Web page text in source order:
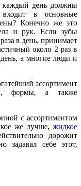
каждый день должны
в основные
Конечно же это
и рук. Если зубы
в день, принимает
около 2 раз в
а многие люди и
ассортимент
формы, а также
с ассортиментом
же лучше, жидкое
дорожит
задавал себе этот,